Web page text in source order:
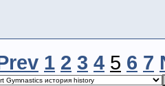
1 2 3 4 5 6 7